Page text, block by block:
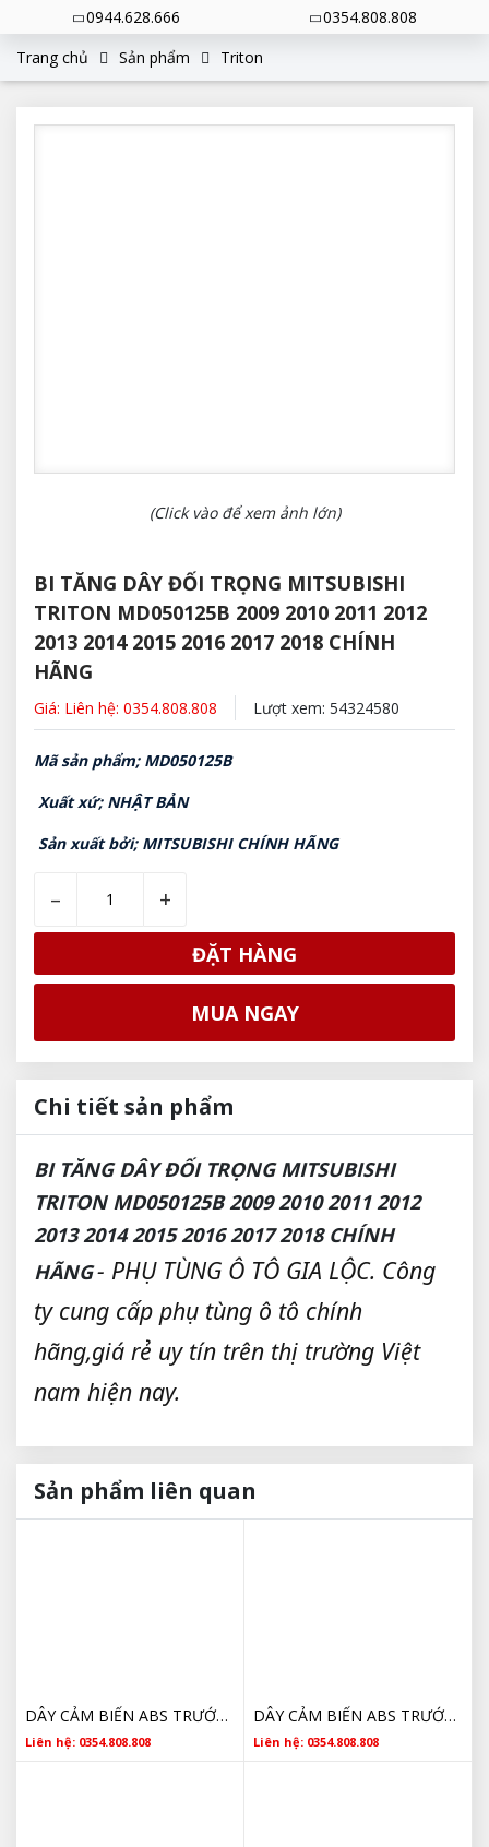
0944.628.666
0354.808.808
Trang chủ
Sản phẩm Triton
(Click vào để xem ảnh lớn)
BI TĂNG DÂY ĐỐI TRỌNG MITSUBISHI
TRITON MD050125B 2009 2010 2011 2012
2013 2014 2015 2016 2017 2018 CHÍNH
HÃNG
Giá: Liên hệ: 0354.808.808 Lượt xem: 54324580
Mã sản phẩm; MD050125B
Xuất xứ; NHẬT BẢN
Sản xuất bởi; MITSUBISHI CHÍNH HÃNG
– +
ĐẶT HÀNG
MUA NGAY
Chi tiết sản phẩm
BI TĂNG DÂY ĐỐI TRỌNG MITSUBISHI
TRITON MD050125B 2009 2010 2011 2012
2013 2014 2015 2016 2017 2018 CHÍNH
HÃNG- PHỤ TÙNG Ô TÔ GIA LỘC. Công
ty cung cấp phụ tùng ô tô chính
hãng,giá rẻ uy tín trên thị trường Việt
nam hiện nay.
Sản phẩm liên quan
DÂY CẢM BIẾN ABS TRƯỚC PHẢI MITSUBISHI TRITON 2005 2006 2007 2008 2009 2010 2011 2012 2013 2014
Liên hệ: 0354.808.808
DÂY CẢM BIẾN ABS TRƯỚC LÁI MITSUBISHI TRITON 2005 2006 2007 2008 2009 2010 2011 2012 2013 2014
Liên hệ: 0354.808.808